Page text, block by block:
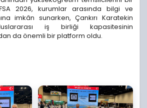
2026, kurumlar arasında bilgi ve
imkân sunarken, Çankırı Karatekin
iş birliği kapasitesinin
da önemli bir platform oldu.